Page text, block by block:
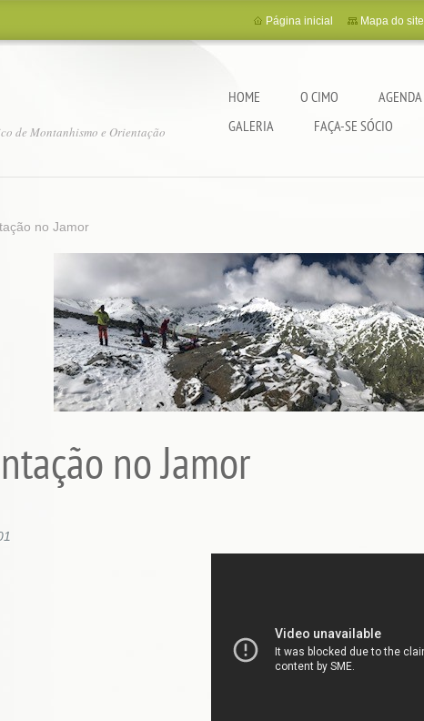
de Montanhismo e Orientação
HOME O CIMO AGENDA
GALERIA
FAÇA-SE SÓCIO
Página inicial Mapa do site
no Jamor
no Jamor